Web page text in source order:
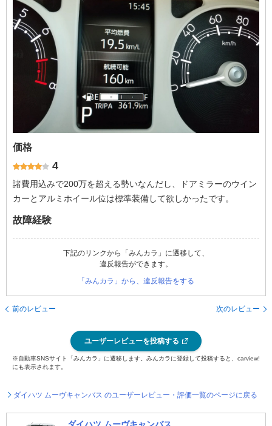
価格
4
諸費用込みで200万を超える勢いなんだし、ドアミラーのウイン
カーとアルミホイール位は標準装備して欲しかったです。
故障経験
下記のリンクから「みんカラ」に遷移して、
違反報告ができます。
「みんカラ」から、違反報告をする
前のレビュー 次のレビュー
ユーザーレビューを投稿する
※自動車SNSサイト「みんカラ」に遷移します。みんカラに登録して投稿すると、carview!
にも表示されます。
ダイハツ ムーヴキャンバス のユーザーレビュー・評価一覧のページに戻る